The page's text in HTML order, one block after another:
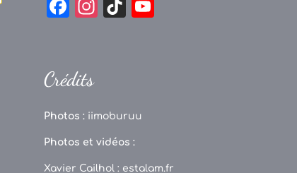
F
e
o
o
k
In
a
m
Ti
C
Crédits
Photos : iimoburuu
Photos et vidéos :
Xavier Cailhol : estalam.fr